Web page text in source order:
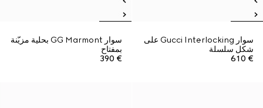
سوار Gucci Interlocking على
شكل سلسلة
€ 610
سوار GG Marmont بحلية مزيّنة
بمفتاح
€ 390